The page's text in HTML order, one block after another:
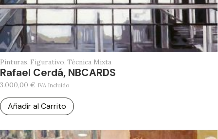
Pinturas, Figurativo, Técnica Mixta
Rafael Cerdá, NBCARDS
3.000,00 € IVA Incluido
Añadir al Carrito